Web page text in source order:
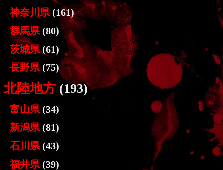
神奈川県 (161)
群馬県 (80)
茨城県(61)
長野県 (75)
北陸地方 (193)
富山県 (34)
新潟県 (81)
石川県 (43)
福井県 (39)